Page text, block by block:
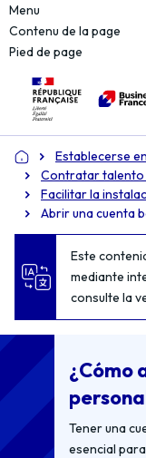
Menu
Contenu de la page
Pied de page
Accueil
Establecerse
Contratar
Facilitar la
Abrir una cuenta
Este
mediante
consulte la
¿Cómo
Tener una
esencial